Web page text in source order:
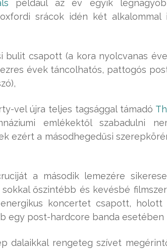
például az év egyik
srácok idén két alkalommal
bulit csapott (a kora nyolcvanas
évek táncolhatós, pattogós
vel újra teljes tagsággal támadó
emlékektől szabadulni
ezért a másodhegedűsi
a második lemezére
őszintébb és kevésbé
koncertet csapott, holott
egy post-hardcore banda esetében
dalaikkal rengeteg szívet